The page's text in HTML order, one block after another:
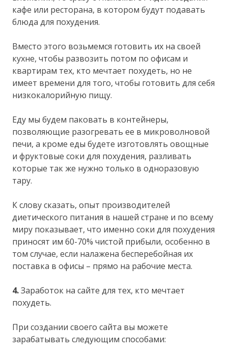
кафе или ресторана, в котором будут подавать
блюда для похудения.
Вместо этого возьмемся готовить их на своей
кухне, чтобы развозить потом по офисам и
квартирам тех, кто мечтает похудеть, но не
имеет времени для того, чтобы готовить для себя
низкокалорийную пищу.
Еду мы будем паковать в контейнеры,
позволяющие разогревать ее в микроволновой
печи, а кроме еды будете изготовлять овощные
и фруктовые соки для похудения, разливать
которые так же нужно только в одноразовую
тару.
К слову сказать, опыт производителей
диетического питания в нашей стране и по всему
миру показывает, что именно соки для похудения
приносят им 60-70% чистой прибыли, особенно в
том случае, если налажена бесперебойная их
поставка в офисы – прямо на рабочие места.
4.Заработок на сайте для тех, кто мечтает
похудеть.
При создании своего сайта вы можете
зарабатывать следующим способами: